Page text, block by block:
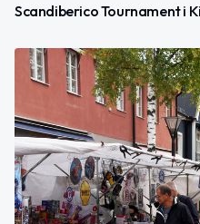
Scandiberico Tournament i